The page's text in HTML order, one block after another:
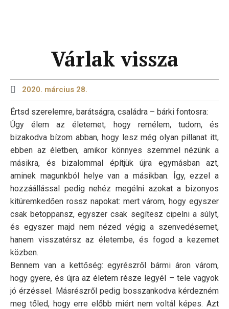
Várlak vissza
2020. március 28.
Értsd szerelemre, barátságra, családra – bárki fontosra:
Úgy élem az életemet, hogy remélem, tudom, és
bizakodva bízom abban, hogy lesz még olyan pillanat itt,
ebben az életben, amikor könnyes szemmel nézünk a
másikra, és bizalommal építjük újra egymásban azt,
aminek magunkból helye van a másikban. Így, ezzel a
hozzáállással pedig nehéz megélni azokat a bizonyos
kitüremkedően rossz napokat: mert várom, hogy egyszer
csak betoppansz, egyszer csak segítesz cipelni a súlyt,
és egyszer majd nem nézed végig a szenvedésemet,
hanem visszatérsz az életembe, és fogod a kezemet
közben.
Bennem van a kettőség: egyrészről bármi áron várom,
hogy gyere, és újra az életem része legyél – tele vagyok
jó érzéssel. Másrészről pedig bosszankodva kérdezném
meg tőled, hogy erre előbb miért nem voltál képes. Azt